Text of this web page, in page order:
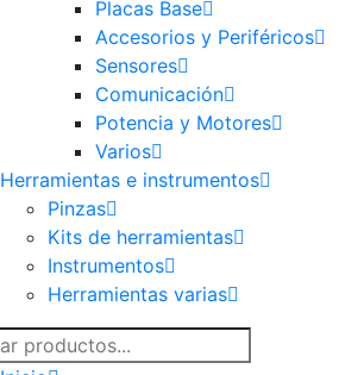
Placas Base
Accesorios y Periféricos
Sensores
Comunicación
Potencia y Motores
Varios
Herramientas e instrumentos
Pinzas
Kits de herramientas
Instrumentos
Herramientas varias